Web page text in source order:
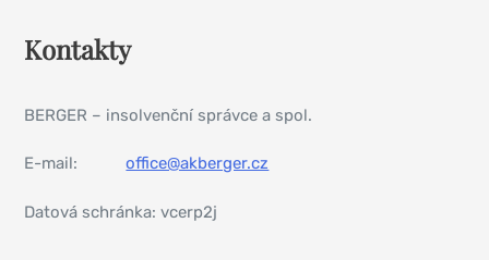
Kontakty
BERGER – insolvenční správce a spol.
E-mail:office@akberger.cz
Datová schránka: vcerp2j